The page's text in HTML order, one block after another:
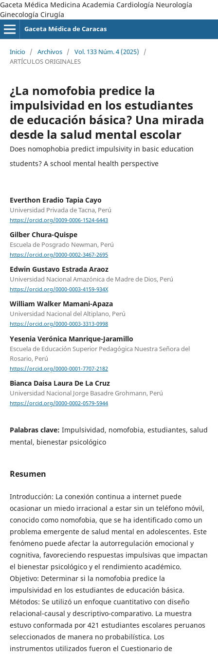
Gaceta Médica Medicina Academia Cardiología Neurología
Ginecología Cirugía
Gaceta Médica de Caracas
Inicio / Archivos / Vol. 133 Núm. 4 (2025)
/
ARTÍCULOS ORIGINALES
¿La nomofobia predice la
impulsividad en los estudiantes
de educación básica? Una mirada
desde la salud mental escolar
Does nomophobia predict impulsivity in basic education
students? A school mental health perspective
Everthon Eradio Tapia Cayo
Universidad Privada de Tacna, Perú
https://orcid.org/0009-0006-1524-6443
Gilber Chura-Quispe
Escuela de Posgrado Newman, Perú
https://orcid.org/0000-0002-3467-2695
Edwin Gustavo Estrada Araoz
Universidad Nacional Amazónica de Madre de Dios, Perú
https://orcid.org/0000-0003-4159-934X
William Walker Mamani-Apaza
Universidad Nacional del Altiplano, Perú
https://orcid.org/0000-0003-3313-0998
Yesenia Verónica Manrique-Jaramillo
Escuela de Educación Superior Pedagógica Nuestra Señora del
Rosario, Perú
https://orcid.org/0000-0001-7707-2182
Bianca Daisa Laura De La Cruz
Universidad Nacional Jorge Basadre Grohmann, Perú
https://orcid.org/0000-0002-0579-5944
Palabras clave: Impulsividad, nomofobia, estudiantes, salud
mental, bienestar psicológico
Resumen
Introducción: La conexión continua a internet puede
ocasionar un miedo irracional a estar sin un teléfono móvil,
conocido como nomofobia, que se ha identificado como un
problema emergente de salud mental en adolescentes. Este
fenómeno puede afectar la autorregulación emocional y
cognitiva, favoreciendo respuestas impulsivas que impactan
el bienestar psicológico y el rendimiento académico.
Objetivo: Determinar si la nomofobia predice la
impulsividad en los estudiantes de educación básica.
Métodos: Se utilizó un enfoque cuantitativo con diseño
relacional-causal y descriptivo-comparativo. La muestra
estuvo conformada por 421 estudiantes escolares peruanos
seleccionados de manera no probabilística. Los
instrumentos utilizados fueron el Cuestionario de